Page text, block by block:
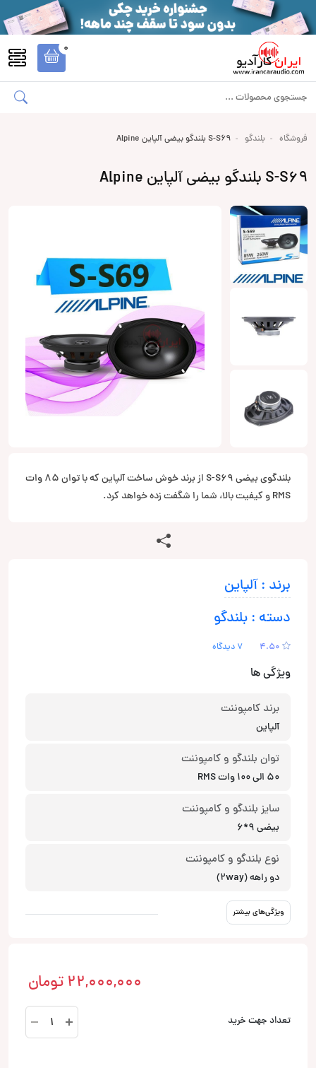
0
فروشگاه بلندگو S-S69 بلندگو بیضی آلپاین Alpine
S-S69 بلندگو بیضی آلپاین Alpine
بلندگوی بیضی S-S69 از برند خوش ساخت آلپاین که با توان 85 وات
RMS و کیفیت بالا، شما را شگفت زده خواهد کرد.
برند : آلپاین
دسته : بلندگو
4.50 7 دیدگاه
ویژگی ها
برند کامپوننت
آلپاین
توان بلندگو و کامپوننت
50 الی 100 وات RMS
سایز بلندگو و کامپوننت
بیضی 9*6
نوع بلندگو و کامپوننت
دو راهه (2way)
ویژگی‌های بیشتر
22,000,000 تومان
تعداد جهت خرید
S-
S69